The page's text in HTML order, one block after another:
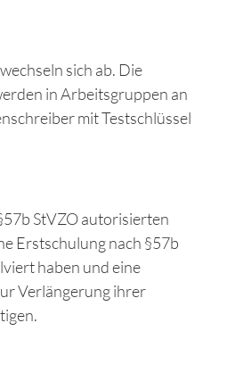
sich ab. Die
in Arbeitsgruppen an
mit Testschlüssel
StVZO autorisierten
Erstschulung nach §57b
haben und eine
Verlängerung ihrer